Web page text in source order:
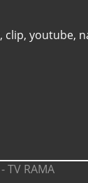
, clip, youtube,